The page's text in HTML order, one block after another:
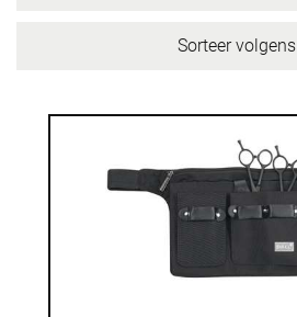
Sorteer volgens